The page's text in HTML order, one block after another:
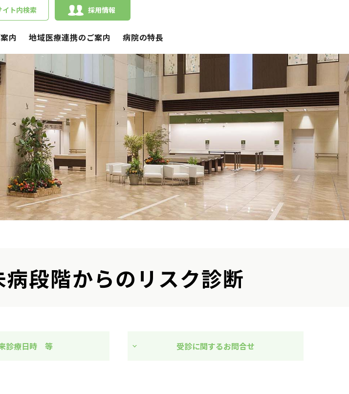
イト内検索 採用情報
内 地域医療連携のご案内 病院の特長
病段階からのリスク診断
診療日時 等 受診に関するお問合せ